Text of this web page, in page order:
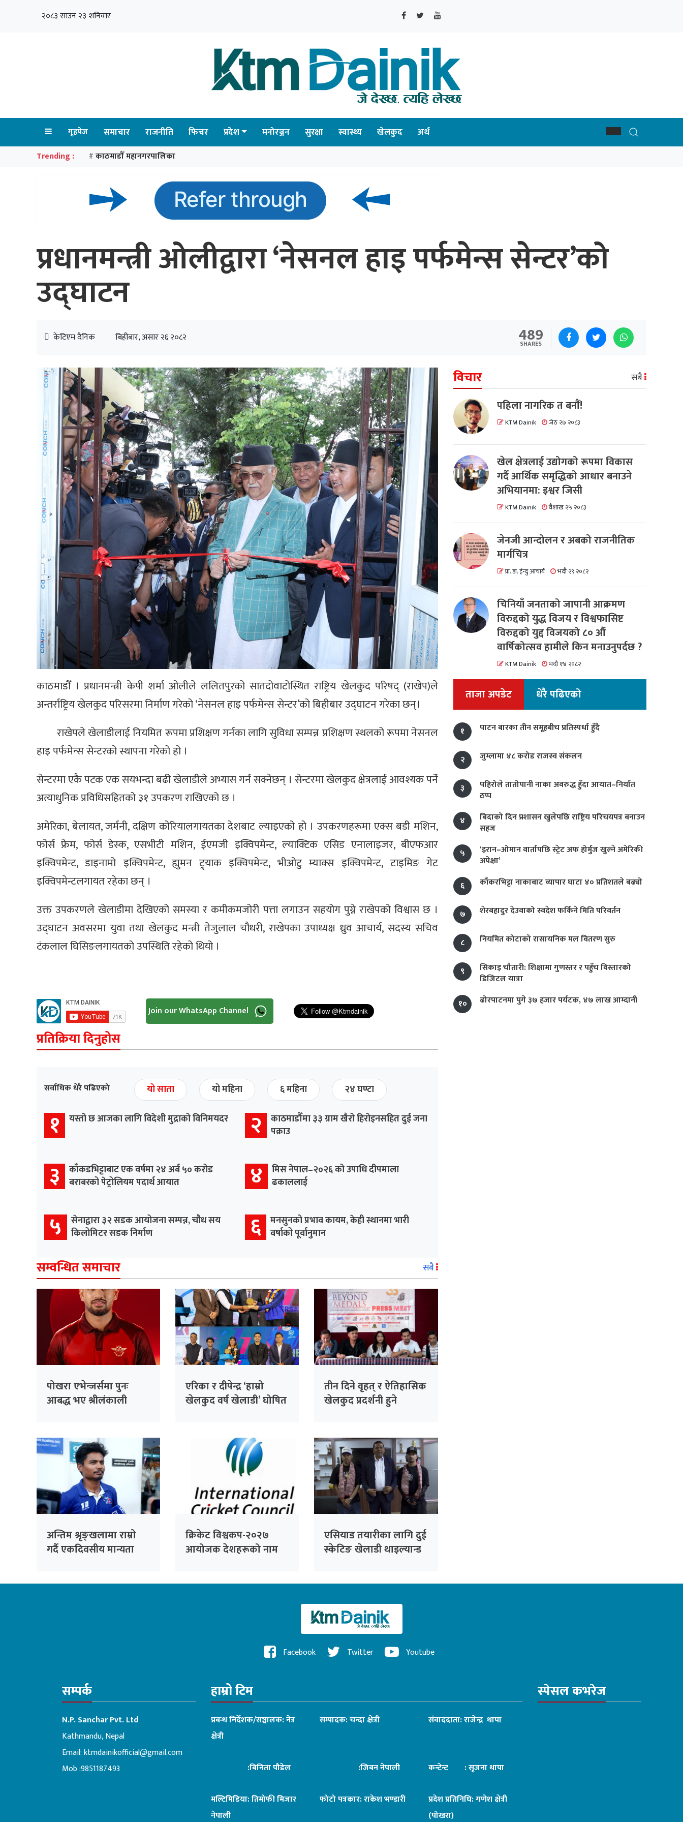
२०८३ साउन २३ शनिवार
गृहपेज समाचार राजनीति फिचर प्रदेश मनोरञ्जन सुरक्षा स्वास्थ्य खेलकुद अर्थ
Trending : # काठमाडौँ महानगरपालिका
प्रधानमन्त्री ओलीद्वारा ‘नेसनल हाइ पर्फमेन्स सेन्टर’को
उद्घाटन
केटिएम दैनिक बिहीबार, असार २६ २०८२ 489
SHARES
काठमाडौँ । प्रधानमन्त्री केपी शर्मा ओलीले ललितपुरको सातदोवाटोस्थित राष्ट्रिय खेलकुद परिषद् (राखेप)ले
अन्तर्राष्ट्रिय खेलकुद परिसरमा निर्माण गरेको ‘नेसनल हाइ पर्फमेन्स सेन्टर’को बिहीबार उद्घाटन गरेका छन्।
राखेपले खेलाडीलाई नियमित रूपमा प्रशिक्षण गर्नका लागि सुविधा सम्पन्न प्रशिक्षण स्थलको रूपमा नेसनल
हाइ पर्फमेन्स सेन्टरको स्थापना गरेको हो ।
सेन्टरमा एकै पटक एक सयभन्दा बढी खेलाडीले अभ्यास गर्न सक्नेछन् । सेन्टरमा खेलकुद क्षेत्रलाई आवश्यक पर्ने
अत्याधुनिक प्रविधिसहितको ३१ उपकरण राखिएको छ ।
अमेरिका, बेलायत, जर्मनी, दक्षिण कोरियालगायतका देशबाट ल्याइएको हो । उपकरणहरूमा एक्स बडी मशिन,
फोर्स फ्रेम, फोर्स डेस्क, एसभीटी मशिन, ईएमजी इक्विपमेन्ट, ल्याक्टिक एसिड एनालाइजर, बीएफआर
इक्विपमेन्ट, डाइनामो इक्विपमेन्ट, ह्युमन ट्र्याक इक्विपमेन्ट, भीओटु म्याक्स इक्विपमेन्ट, टाइमिङ गेट
इक्विपमेन्टलगायत रहेका छन् ।
उक्त उपकरणले खेलाडीमा देखिएको समस्या र कमीकमजोरी पत्ता लगाउन सहयोग पुग्ने राखेपको विश्वास छ ।
उद्घाटन अवसरमा युवा तथा खेलकुद मन्त्री तेजुलाल चौधरी, राखेपका उपाध्यक्ष ध्रुव आचार्य, सदस्य सचिव
टंकलाल घिसिङलगायतको उपस्थिति रहेको थियो ।
Join our WhatsApp Channel
प्रतिक्रिया दिनुहोस
सर्वाधिक धेरै पढिएको यो साता यो महिना ६ महिना २४ घण्टा
१ यस्तो छ आजका लागि विदेशी मुद्राको विनिमयदर २ काठमाडौँमा ३३ ग्राम खैरो हिरोइनसहित दुई जना
पक्राउ
३ काँकडभिट्टाबाट एक वर्षमा २४ अर्ब ५० करोड
बराबरको पेट्रोलियम पदार्थ आयात
४ मिस नेपाल–२०२६ को उपाधि दीपमाला
ढकाललाई
५ सेनाद्वारा ३२ सडक आयोजना सम्पन्न, चौध सय
किलोमिटर सडक निर्माण
६ मनसुनको प्रभाव कायम, केही स्थानमा भारी
वर्षाको पूर्वानुमान
सम्वन्धित समाचार सबै
पोखरा एभेन्जर्समा पुनः
आबद्ध भए श्रीलंकाली
एरिका र दीपेन्द्र ‘हाम्रो
खेलकुद वर्ष खेलाडी’ घोषित
तीन दिने वृहत् र ऐतिहासिक
खेलकुद प्रदर्शनी हुने
अन्तिम श्रृङ्खलामा राम्रो
गर्दै एकदिवसीय मान्यता
क्रिकेट विश्वकप-२०२७
आयोजक देशहरूको नाम
एसियाड तयारीका लागि दुई
स्केटिङ खेलाडी थाइल्यान्ड
विचार सबै
पहिला नागरिक त बनाैं!
KTM Dainik जेठ २७ २०८३
खेल क्षेत्रलाई उद्योगको रूपमा विकास
गर्दै आर्थिक समृद्धिको आधार बनाउने
अभियानमा: इश्वर जिसी
KTM Dainik वैशाख २५ २०८३
जेनजी आन्दोलन र अबको राजनीतिक
मार्गचित्र
प्रा. डा. ईन्दु आचार्य भदौ २९ २०८२
चिनियाँ जनताको जापानी आक्रमण
विरुद्दको युद्ध विजय र विश्वफासिष्ट
विरुद्दको युद्द विजयको ८० औं
वार्षिकोत्सव हामीले किन मनाउनुपर्दछ ?
KTM Dainik भदौ १४ २०८२
ताजा अपडेट धेरै पढिएको
१ पाटन बारका तीन समूहबीच प्रतिस्पर्धा हुँदै
२ जुम्लामा ४८ करोड राजस्व संकलन
३
पहिरोले तातोपानी नाका अवरुद्ध हुँदा आयात–निर्यात
ठप्प
४
बिदाको दिन प्रशासन खुलेपछि राष्ट्रिय परिचयपत्र बनाउन
सहज
५
‘इरान–ओमान वार्तापछि स्ट्रेट अफ होर्मुज खुल्ने अमेरिकी
अपेक्षा’
६
काँकरभिट्टा नाकाबाट व्यापार घाटा ४० प्रतिशतले बढ्यो
७ शेरबहादुर देउवाको स्वदेश फर्किने मिति परिवर्तन
८ नियमित कोटाको रासायनिक मल वितरण सुरु
९
सिकाइ चौतारी: शिक्षामा गुणस्तर र पहुँच विस्तारको
डिजिटल यात्रा
१०
ढोरपाटनमा पुगे ३७ हजार पर्यटक, ४७ लाख आम्दानी
Facebook Twitter Youtube
सम्पर्क
N.P. Sanchar Pvt. Ltd
Kathmandu, Nepal
Email:ktmdainikofficial@gmail.com
Mob :9851187493
हाम्रो टिम
प्रबन्ध निर्देशक/सञ्चालक: नेत्र
क्षेत्री
सम्पादक: चन्दा क्षेत्री संवाददाता: राजेन्द्र थापा
:बिनिता पौडेल :जिबन नेपाली कन्टेन्ट : सृजना थापा
मल्टिमिडिया: तिमोफी मिजार
नेपाली
फोटो पत्रकार: राकेश भण्डारी
प्रदेश प्रतिनिधि: गणेश क्षेत्री
(पोखरा)
स्पेसल कभरेज